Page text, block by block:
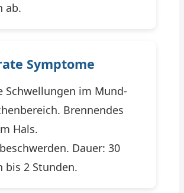
ab.
Symptome
Schwellungen im Mund-
Brennendes
Hals.
Dauer: 30
bis 2 Stunden.